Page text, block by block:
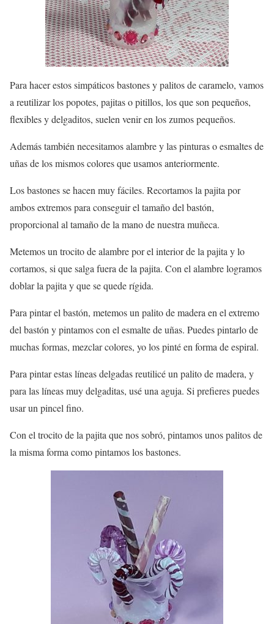
Para hacer estos simpáticos bastones y palitos de caramelo, vamos
a reutilizar los popotes, pajitas o pitillos, los que son pequeños,
flexibles y delgaditos, suelen venir en los zumos pequeños.
Además también necesitamos alambre y las pinturas o esmaltes de
uñas de los mismos colores que usamos anteriormente.
Los bastones se hacen muy fáciles. Recortamos la pajita por
ambos extremos para conseguir el tamaño del bastón,
proporcional al tamaño de la mano de nuestra muñeca.
Metemos un trocito de alambre por el interior de la pajita y lo
cortamos, si que salga fuera de la pajita. Con el alambre logramos
doblar la pajita y que se quede rígida.
Para pintar el bastón, metemos un palito de madera en el extremo
del bastón y pintamos con el esmalte de uñas. Puedes pintarlo de
muchas formas, mezclar colores, yo los pinté en forma de espiral.
Para pintar estas líneas delgadas reutilicé un palito de madera, y
para las líneas muy delgaditas, usé una aguja. Si prefieres puedes
usar un pincel fino.
Con el trocito de la pajita que nos sobró, pintamos unos palitos de
la misma forma como pintamos los bastones.